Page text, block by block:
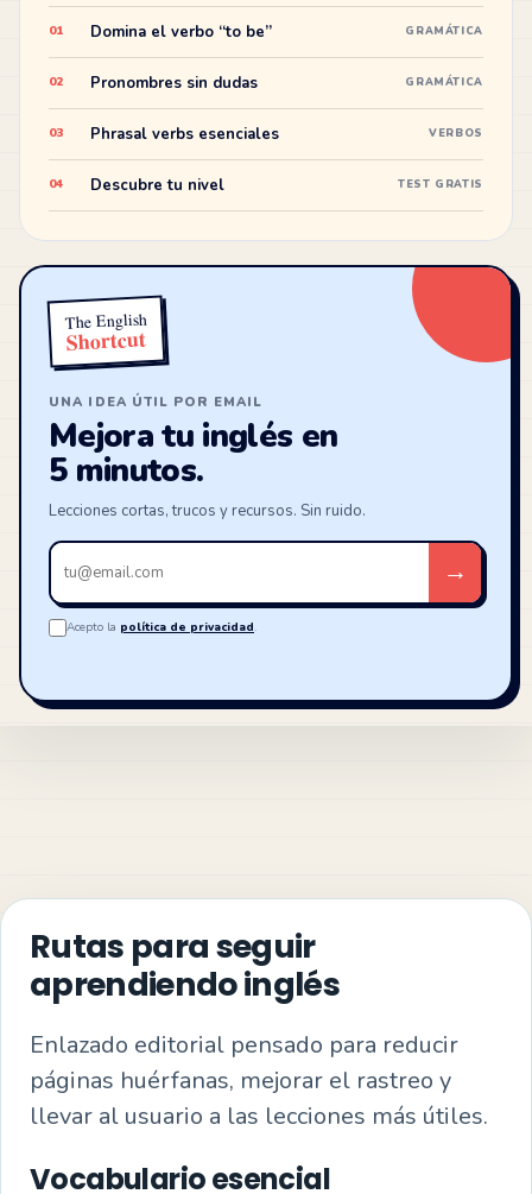
01 Domina el verbo “to be” GRAMÁTICA
02 Pronombres sin dudas GRAMÁTICA
03 Phrasal verbs esenciales VERBOS
04 Descubre tu nivel TEST GRATIS
The English
Shortcut
UNA IDEA ÚTIL POR EMAIL
Mejora tu inglés en
5 minutos.
Lecciones cortas, trucos y recursos. Sin ruido.
Tu
email
→
Acepto la política de privacidad.
Rutas para seguir
aprendiendo inglés
Enlazado editorial pensado para reducir
páginas huérfanas, mejorar el rastreo y
llevar al usuario a las lecciones más útiles.
Vocabulario esencial